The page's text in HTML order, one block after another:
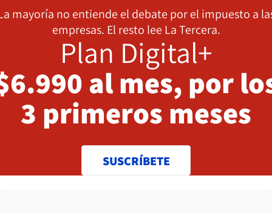
mayoría no entiende el debate por el impuesto a
empresas. El resto lee La Tercera.
Plan Digital+
al mes, por
3 primeros meses
SUSCRÍBETE